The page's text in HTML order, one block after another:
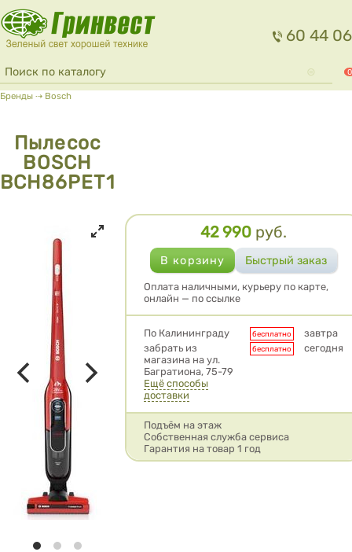
Перейти к основному содержанию
60 44 06
Форма поиска
Поиск 0
Вы здесь
Бренды ⇢ Bosch
Пылесос
BOSCH
BCH86PET1
Цена
42 990 руб.
Оплата наличными, курьеру по карте,
онлайн — по ссылке
Условия доставки
По Калининграду бесплатно
завтра
забрать из
магазина на ул.
Багратиона, 75-79
бесплатно сегодня
Ещё способы
доставки
Подъём на этаж
Собственная служба сервиса
Гарантия на товар 1 год